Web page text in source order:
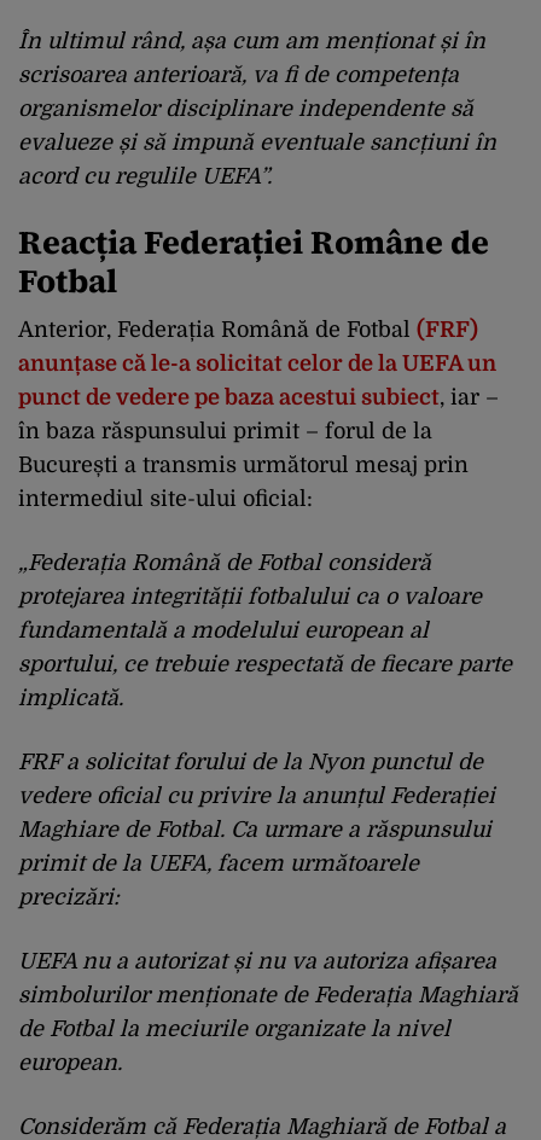
În ultimul rând, așa cum am menționat și în
scrisoarea anterioară, va fi de competența
organismelor disciplinare independente să
evalueze și să impună eventuale sancțiuni în
acord cu regulile UEFA”.
Reacția Federației Române de
Fotbal
Anterior, Federația Română de Fotbal (FRF)
anunțase că le-a solicitat celor de la UEFA un
punct de vedere pe baza acestui subiect, iar –
în baza răspunsului primit – forul de la
București a transmis următorul mesaj prin
intermediul site-ului oficial:
„Federația Română de Fotbal consideră
protejarea integrității fotbalului ca o valoare
fundamentală a modelului european al
sportului, ce trebuie respectată de fiecare parte
implicată.
FRF a solicitat forului de la Nyon punctul de
vedere oficial cu privire la anunțul Federației
Maghiare de Fotbal. Ca urmare a răspunsului
primit de la UEFA, facem următoarele
precizări:
UEFA nu a autorizat și nu va autoriza afișarea
simbolurilor menționate de Federația Maghiară
de Fotbal la meciurile organizate la nivel
european.
Considerăm că Federația Maghiară de Fotbal a